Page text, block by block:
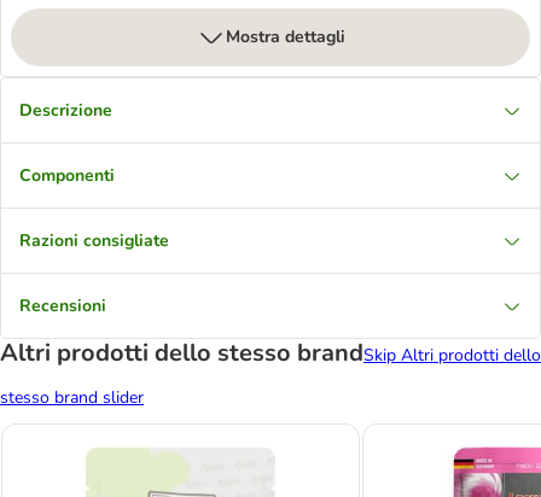
Mostra dettagli
Descrizione
Componenti
Razioni consigliate
Recensioni
Altri prodotti dello stesso brandSkip Altri prodotti dello
stesso brand slider